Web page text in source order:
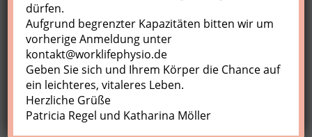
Meine Buchungen
Abmelden
dürfen.
Aufgrund begrenzter Kapazitäten bitten wir um
vorherige Anmeldung unter
kontakt@worklifephysio.de
Geben Sie sich und Ihrem Körper die Chance auf
ein leichteres, vitaleres Leben.
Herzliche Grüße
Patricia Regel und Katharina Möller